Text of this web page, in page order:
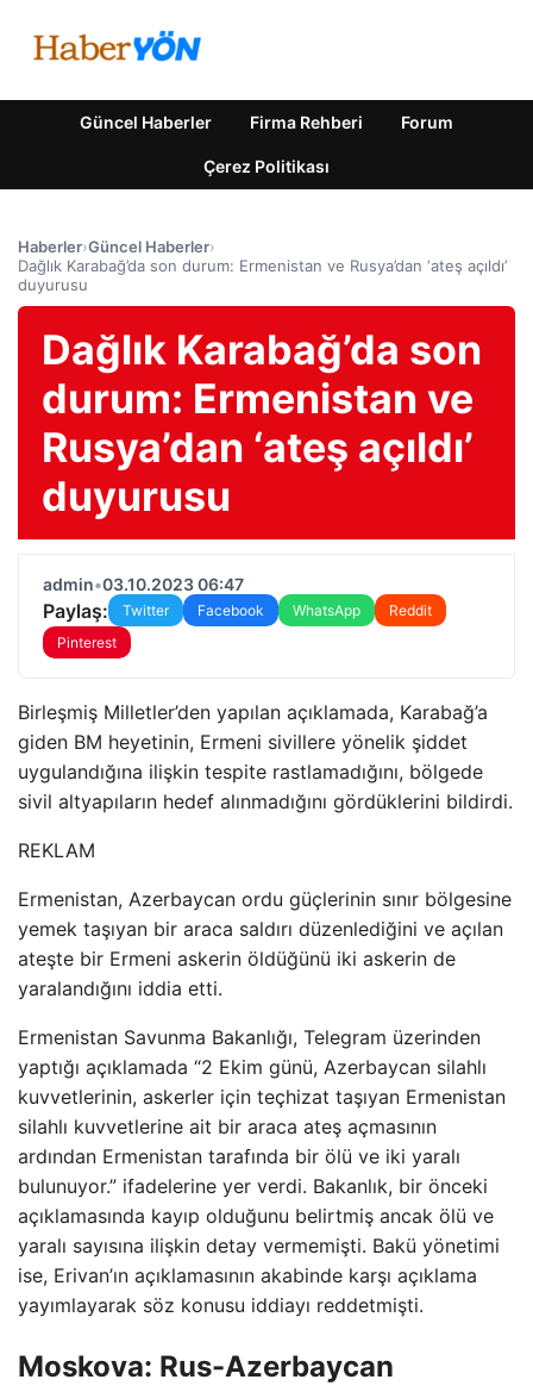
Güncel Haberler Firma Rehberi Forum
Çerez Politikası
Haberler›Güncel Haberler›
Dağlık Karabağ’da son durum: Ermenistan ve Rusya’dan ‘ateş açıldı’
duyurusu
Dağlık Karabağ’da son
durum: Ermenistan ve
Rusya’dan ‘ateş açıldı’
duyurusu
admin•03.10.2023 06:47
Paylaş: Twitter Facebook WhatsApp
Reddit
Pinterest
Birleşmiş Milletler’den yapılan açıklamada, Karabağ’a
giden BM heyetinin, Ermeni sivillere yönelik şiddet
uygulandığına ilişkin tespite rastlamadığını, bölgede
sivil altyapıların hedef alınmadığını gördüklerini bildirdi.
REKLAM
Ermenistan, Azerbaycan ordu güçlerinin sınır bölgesine
yemek taşıyan bir araca saldırı düzenlediğini ve açılan
ateşte bir Ermeni askerin öldüğünü iki askerin de
yaralandığını iddia etti.
Ermenistan Savunma Bakanlığı, Telegram üzerinden
yaptığı açıklamada “2 Ekim günü, Azerbaycan silahlı
kuvvetlerinin, askerler için teçhizat taşıyan Ermenistan
silahlı kuvvetlerine ait bir araca ateş açmasının
ardından Ermenistan tarafında bir ölü ve iki yaralı
bulunuyor.” ifadelerine yer verdi. Bakanlık, bir önceki
açıklamasında kayıp olduğunu belirtmiş ancak ölü ve
yaralı sayısına ilişkin detay vermemişti. Bakü yönetimi
ise, Erivan’ın açıklamasının akabinde karşı açıklama
yayımlayarak söz konusu iddiayı reddetmişti.
Moskova: Rus-Azerbaycan